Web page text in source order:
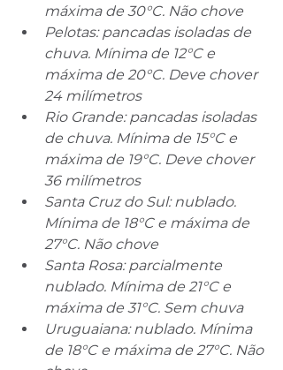
máxima de 30°C. Não chove
Pelotas: pancadas isoladas de
chuva. Mínima de 12°C e
máxima de 20°C. Deve chover
24 milímetros
Rio Grande: pancadas isoladas
de chuva. Mínima de 15°C e
máxima de 19°C. Deve chover
36 milímetros
Santa Cruz do Sul: nublado.
Mínima de 18°C e máxima de
27°C. Não chove
Santa Rosa: parcialmente
nublado. Mínima de 21°C e
máxima de 31°C. Sem chuva
Uruguaiana: nublado. Mínima
de 18°C e máxima de 27°C. Não